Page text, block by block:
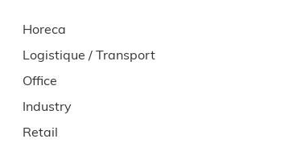
Horeca
Logistique / Transport
Office
Industry
Retail